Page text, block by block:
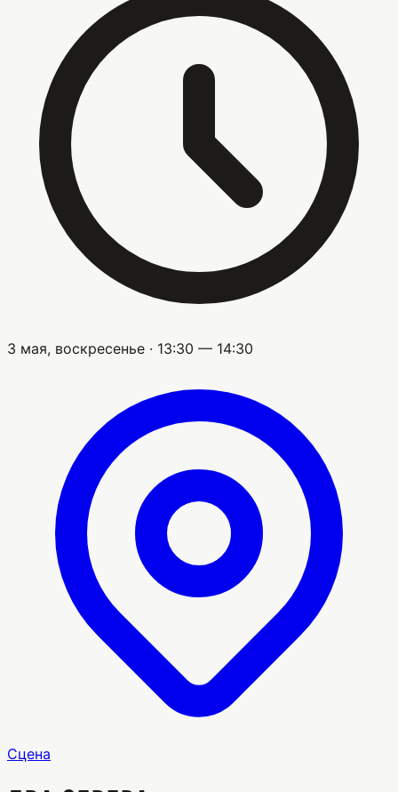
3 мая, воскресенье · 13:30 — 14:30
Сцена